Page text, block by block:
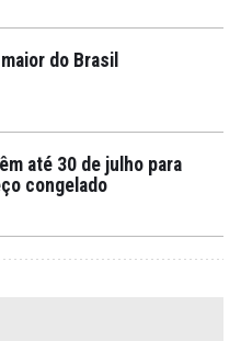
do Brasil
até 30 de julho para
congelado